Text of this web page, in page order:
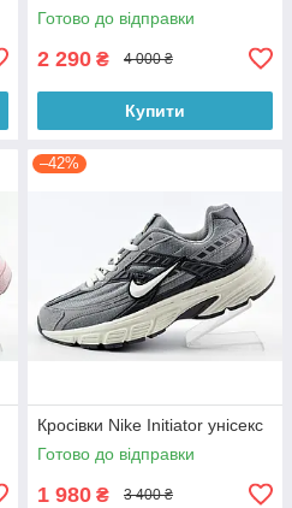
Готово до відправки
2 290 ₴ 4 000 ₴
Купити
–42%
Кросівки Nike Initiator унісекс
Готово до відправки
1 980 ₴ 3 400 ₴